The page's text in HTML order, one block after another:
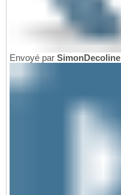
Envoyé par SimonDecoline